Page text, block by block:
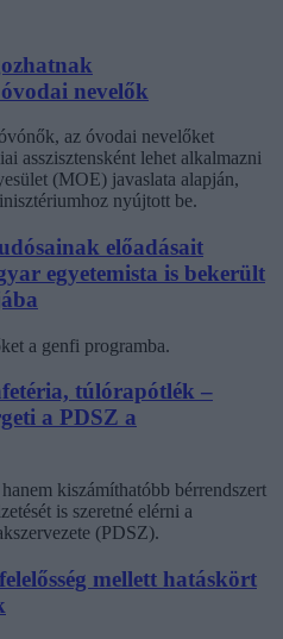
nevelők
az óvodai nevelőket
asszisztensként lehet alkalmazni
(MOE) javaslata alapján,
nyújtott be.
előadásait
egyetemista is bekerült
a genfi programba.
túlórapótlék –
a PDSZ a
kiszámíthatóbb bérrendszert
is szeretné elérni a
(PDSZ).
mellett hatáskört